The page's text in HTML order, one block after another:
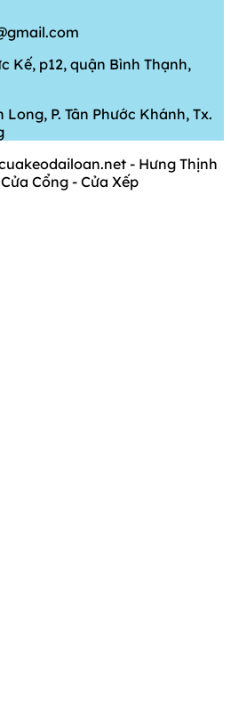
Kế, p12, quận Bình Thạnh,
P. Tân Phước Khánh, Tx.
- Hưng Thịnh
Cổng - Cửa Xếp